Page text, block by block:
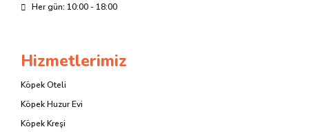
Her gün: 10:00 - 18:00
Hizmetlerimiz
Köpek Oteli
Köpek Huzur Evi
Köpek Kreşi